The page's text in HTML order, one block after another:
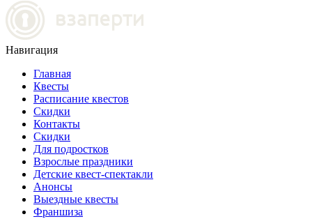
Навигация
Главная
Квесты
Расписание квестов
Скидки
Контакты
Скидки
Для подростков
Взрослые праздники
Детские квест-спектакли
Анонсы
Выездные квесты
Франшиза